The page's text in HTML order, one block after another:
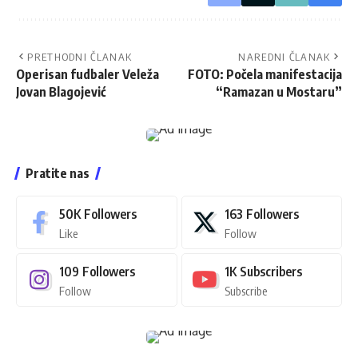
PRETHODNI ČLANAK
Operisan fudbaler Veleža
Jovan Blagojević
NAREDNI ČLANAK
FOTO: Počela manifestacija
“Ramazan u Mostaru”
Pratite nas
50K Followers
Like
163 Followers
Follow
109 Followers
Follow
1K Subscribers
Subscribe